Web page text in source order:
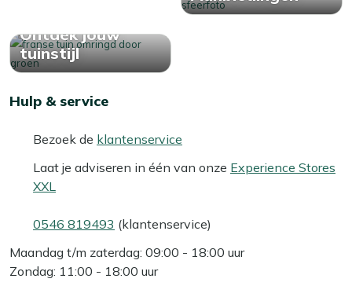
Ontdek jouw
tuinstijl
Hulp & service
Bezoek de klantenservice
Laat je adviseren in één van onze Experience Stores
XXL
0546 819493 (klantenservice)
Maandag t/m zaterdag: 09:00 - 18:00 uur
Zondag: 11:00 - 18:00 uur